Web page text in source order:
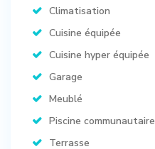
Climatisation
Cuisine équipée
Cuisine hyper équipée
Garage
Meublé
Piscine communautaire
Terrasse